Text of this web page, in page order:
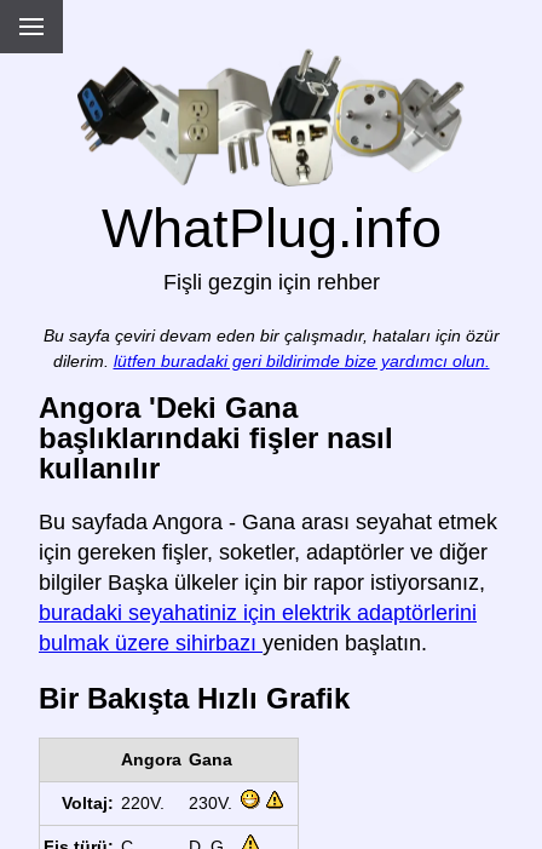
WhatPlug.info
Fişli gezgin için rehber
Bu sayfa çeviri devam eden bir çalışmadır, hataları için özür
dilerim. lütfen buradaki geri bildirimde bize yardımcı olun.
Angora 'Deki Gana
başlıklarındaki fişler nasıl
kullanılır
Bu sayfada Angora - Gana arası seyahat etmek
için gereken fişler, soketler, adaptörler ve diğer
bilgiler Başka ülkeler için bir rapor istiyorsanız,
buradaki seyahatiniz için elektrik adaptörlerini
bulmak üzere sihirbazı yeniden başlatın.
Bir Bakışta Hızlı Grafik
Angora Gana
Voltaj: 220V. 230V.